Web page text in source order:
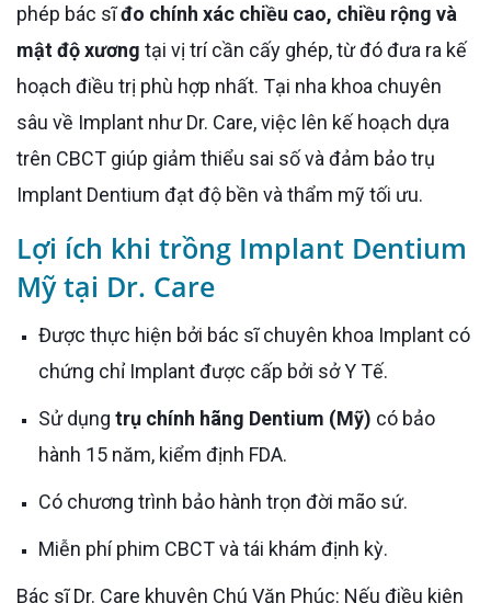
phép bác sĩđo chính xác chiều cao, chiều rộng và
mật độ xương tại vị trí cần cấy ghép, từ đó đưa ra kế
hoạch điều trị phù hợp nhất. Tại nha khoa chuyên
sâu về Implant như Dr. Care, việc lên kế hoạch dựa
trên CBCT giúp giảm thiểu sai số và đảm bảo trụ
Implant Dentium đạt độ bền và thẩm mỹ tối ưu.
Lợi ích khi trồng Implant Dentium
Mỹ tại Dr. Care
Được thực hiện bởi bác sĩ chuyên khoa Implant có
chứng chỉ Implant được cấp bởi sở Y Tế.
Sử dụng trụ chính hãng Dentium (Mỹ) có bảo
hành 15 năm, kiểm định FDA.
Có chương trình bảo hành trọn đời mão sứ.
Miễn phí phim CBCT và tái khám định kỳ.
Bác sĩ Dr. Care khuyên Chú Văn Phúc: Nếu điều kiện